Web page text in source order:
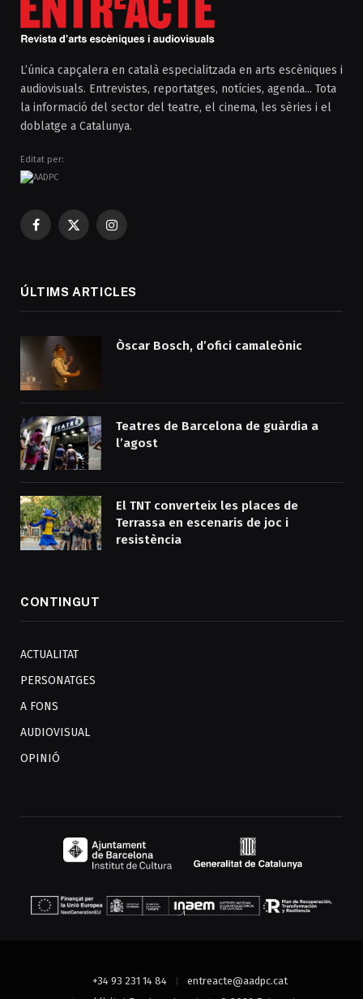
L’única capçalera en català especialitzada en arts escèniques i
audiovisuals. Entrevistes, reportatges, notícies, agenda... Tota
la informació del sector del teatre, el cinema, les sèries i el
doblatge a Catalunya.
Editat per:
Facebook
X
Instagram
ÚLTIMS ARTICLES
Òscar Bosch, d’ofici camaleònic
Teatres de Barcelona de guàrdia a
l’agost
El TNT converteix les places de
Terrassa en escenaris de joc i
resistència
CONTINGUT
ACTUALITAT
PERSONATGES
A FONS
AUDIOVISUAL
OPINIÓ
+34 93 231 14 84
entreacte@aadpc.cat